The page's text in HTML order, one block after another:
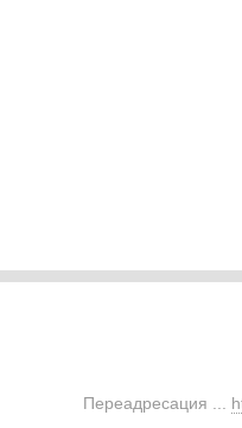
Переадресация ...